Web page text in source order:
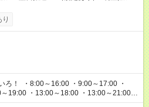
～17:00 ・
19:00 ・13:00～18:00 ・13:00～21:00
事も！